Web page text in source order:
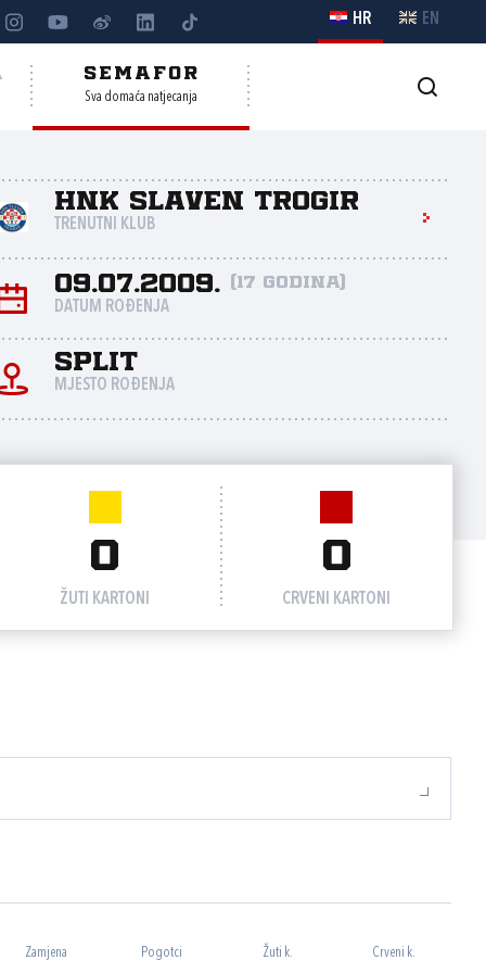
HR EN
SEMAFOR
Sva domaća natjecanja
HNK Slaven Trogir
TRENUTNI KLUB
09.07.2009. (17 godina)
DATUM ROĐENJA
Split
MJESTO ROĐENJA
0
ŽUTI KARTONI
0
CRVENI KARTONI
Zamjena Pogotci Žuti k. Crveni k.